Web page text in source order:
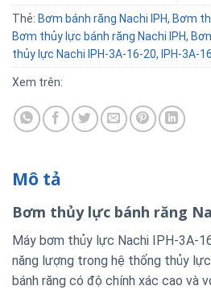
Thẻ: Bơm bánh răng Nachi IPH, Bơm
Bơm thủy lực bánh răng Nachi IPH,
thủy lực Nachi IPH-3A-16-20, IPH-3A-
Xem trên:
Mô tả
Bơm thủy lực bánh răng
Máy bơm thủy lực Nachi IPH-3A-
năng lượng trong hệ thống thủy
bánh răng có độ chính xác cao và